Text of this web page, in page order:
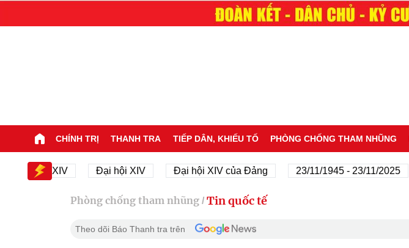
CHÍNH TRỊ THANH TRA TIẾP DÂN, KHIẾU TỐ PHÒNG CHỐNG THAM NHŨNG
hội XIV Đại hội XIV Đại hội XIV của Đảng 23/11/1945 - 23/11/2025
Phòng chống tham nhũng / Tin quốc tế
Theo dõi Báo Thanh tra trên